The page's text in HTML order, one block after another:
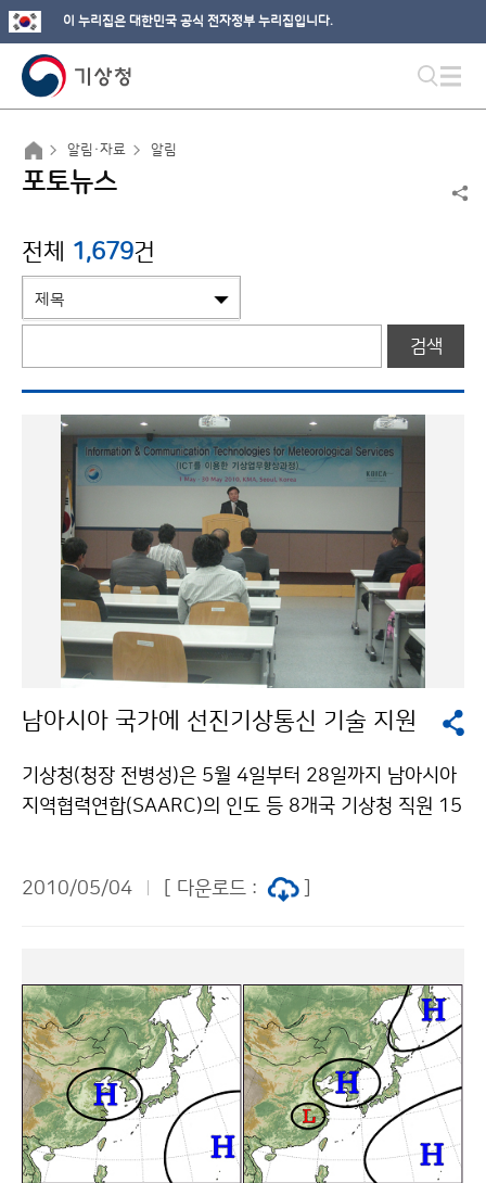
이 누리집은 대한민국 공식 전자정부 누리집입니다.
알림·자료 알림
포토뉴스
전체 1,679건
검색
남아시아 국가에 선진기상통신 기술 지원
기상청(청장 전병성)은 5월 4일부터 28일까지 남아시아
지역협력연합(SAARC)의 인도 등 8개국 기상청 직원 15
라데시, 스리랑카, 인도, 몰디브, 네팔, 파키스탄, 부탄이
으로 연수사업을 실시해오고 있고, 연수생들과 KOICA로
부터 높은 평가를 받고 있다. 2009년까지 외국인 연수과
정 참가인원은 48개국 284명이다. 이번 연수과정은 세
계기상기구(WMO)로부터 세계 최고 수준으로 인정받고
있는 우리나라의 정보통신기술을 바탕으로 개발도상국의
기상분야 정보통신기술 역량 강화를 목적으로 하고 있다.
연수프로그램은 기상정보통신기술(ICT)를 활용한 기상업
2010/05/04 [ 다운로드 :